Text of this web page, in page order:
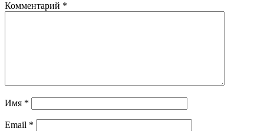
Комментарий *
Имя *
Email *